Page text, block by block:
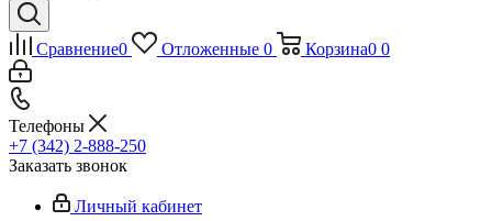
Сравнение0 Отложенные 0 Корзина0 0
Телефоны
+7 (342) 2-888-250
Заказать звонок
Личный кабинет